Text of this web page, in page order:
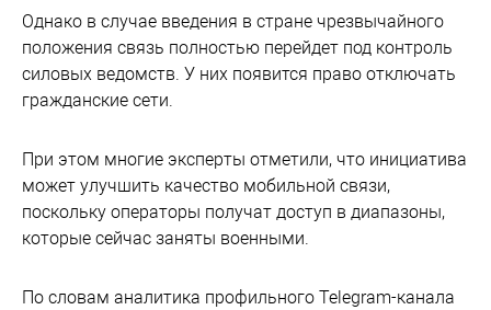
Однако в случае введения в стране чрезвычайного
положения связь полностью перейдет под контроль
силовых ведомств. У них появится право отключать
гражданские сети.
При этом многие эксперты отметили, что инициатива
может улучшить качество мобильной связи,
поскольку операторы получат доступ в диапазоны,
которые сейчас заняты военными.
По словам аналитика профильного Telegram-канала